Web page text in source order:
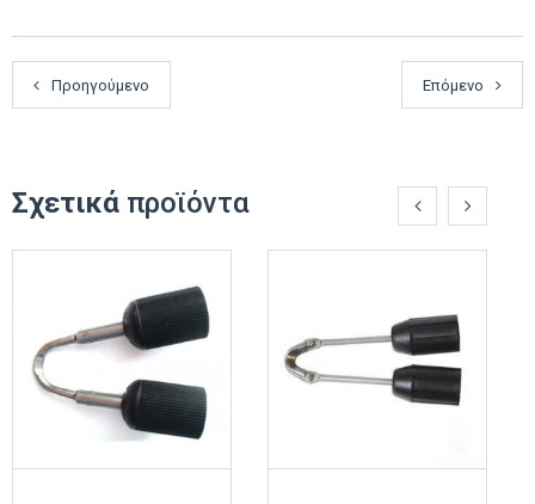
Προηγούμενο Επόμενο
Σχετικά προϊόντα